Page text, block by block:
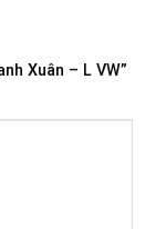
Xuân – L VW”